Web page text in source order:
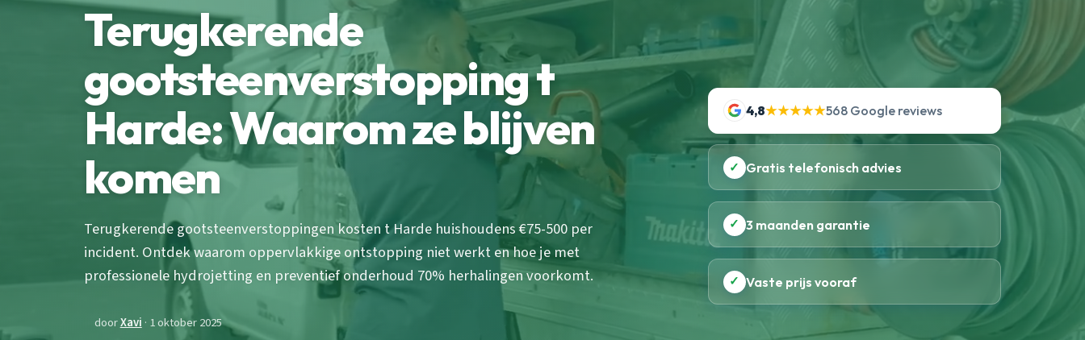
Terugkerende
gootsteenverstopping t
Harde: Waarom ze blijven
komen
Terugkerende gootsteenverstoppingen kosten t Harde huishoudens €75-500 per
incident. Ontdek waarom oppervlakkige ontstopping niet werkt en hoe je met
professionele hydrojetting en preventief onderhoud 70% herhalingen voorkomt.
doorXavi · 1 oktober 2025
4,8★★★★★568 Google reviews
✓ Gratis telefonisch advies
✓ 3 maanden garantie
✓ Vaste prijs vooraf